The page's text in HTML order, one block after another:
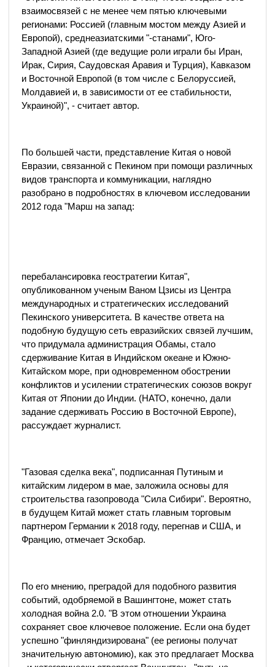
взаимосвязей с не менее чем пятью ключевыми
регионами: Россией (главным мостом между Азией и
Европой), среднеазиатскими "-станами", Юго-
Западной Азией (где ведущие роли играли бы Иран,
Ирак, Сирия, Саудовская Аравия и Турция), Кавказом
и Восточной Европой (в том числе с Белоруссией,
Молдавией и, в зависимости от ее стабильности,
Украиной)", - считает автор.
По большей части, представление Китая о новой
Евразии, связанной с Пекином при помощи различных
видов транспорта и коммуникации, наглядно
разобрано в подробностях в ключевом исследовании
2012 года "Марш на запад:
перебалансировка геостратегии Китая",
опубликованном ученым Ваном Цзисы из Центра
международных и стратегических исследований
Пекинского университета. В качестве ответа на
подобную будущую сеть евразийских связей лучшим,
что придумала администрация Обамы, стало
сдерживание Китая в Индийском океане и Южно-
Китайском море, при одновременном обострении
конфликтов и усилении стратегических союзов вокруг
Китая от Японии до Индии. (НАТО, конечно, дали
задание сдерживать Россию в Восточной Европе),
рассуждает журналист.
"Газовая сделка века", подписанная Путиным и
китайским лидером в мае, заложила основы для
строительства газопровода "Сила Сибири". Вероятно,
в будущем Китай может стать главным торговым
партнером Германии к 2018 году, перегнав и США, и
Францию, отмечает Эскобар.
По его мнению, преградой для подобного развития
событий, одобряемой в Вашингтоне, может стать
холодная война 2.0. "В этом отношении Украина
сохраняет свое ключевое положение. Если она будет
успешно "финляндизирована" (ее регионы получат
значительную автономию), как это предлагает Москва